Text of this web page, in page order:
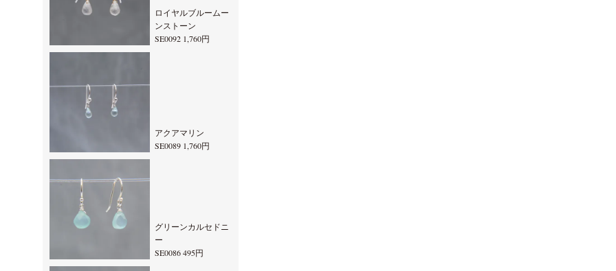
ロイヤルブルームー
ンストーン
SE0092 1,760円
アクアマリン
SE0089 1,760円
グリーンカルセドニ
ー
SE0086 495円